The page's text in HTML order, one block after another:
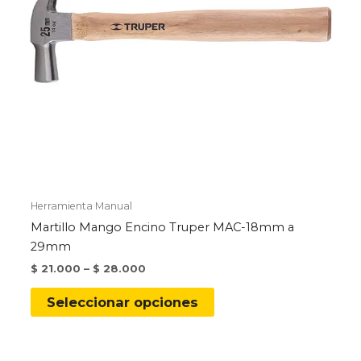
página
de
Herramienta Manual
Martillo Mango Encino Truper MAC-18mm a
29mm
$ 21.000 – $ 28.000
Seleccionar opciones
Este